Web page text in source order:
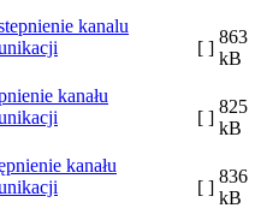
kanalu
[ ]
863
kB
kanału
[ ]
825
kB
kanału
[ ]
836
kB